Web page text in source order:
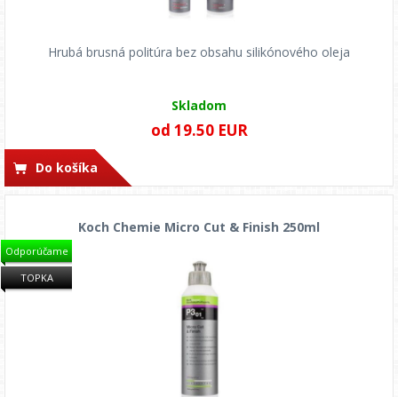
Hrubá brusná politúra bez obsahu silikónového oleja
Skladom
od 19.50 EUR
Do košíka
Odporúčame
TOPKA
Koch Chemie Micro Cut & Finish 250ml